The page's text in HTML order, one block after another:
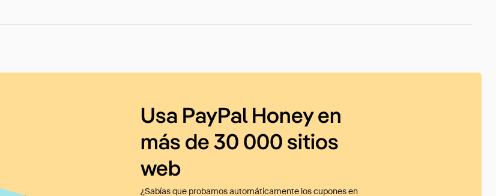
Usa PayPal Honey en
más de 30 000 sitios
web
¿Sabías que probamos automáticamente los cupones en